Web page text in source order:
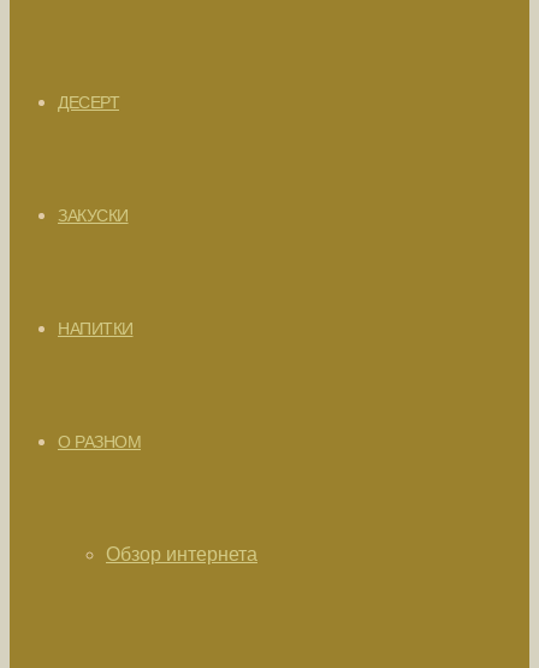
ДЕСЕРТ
ЗАКУСКИ
НАПИТКИ
О РАЗНОМ
Обзор интернета